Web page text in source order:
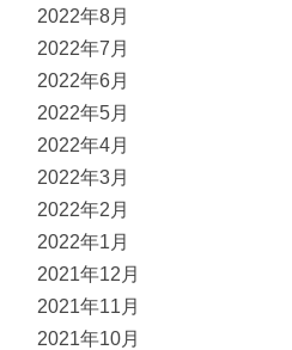
2022年8月
2022年7月
2022年6月
2022年5月
2022年4月
2022年3月
2022年2月
2022年1月
2021年12月
2021年11月
2021年10月